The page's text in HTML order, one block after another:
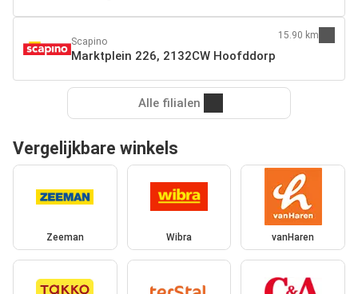
Scapino
Marktplein 226, 2132CW Hoofddorp
15.90 km
Alle filialen
Vergelijkbare winkels
Zeeman Wibra vanHaren